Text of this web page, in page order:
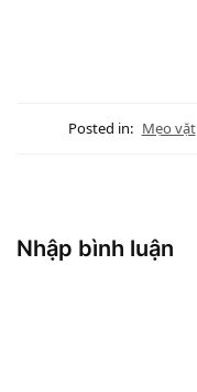
Posted in: Mẹo vặt
Nhập bình luận